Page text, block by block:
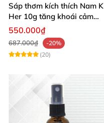
Sáp thơm kích thích Nam K
Her 10g tăng khoái cảm
phái mạnh
550.000₫
687.000₫
-20%
(20)